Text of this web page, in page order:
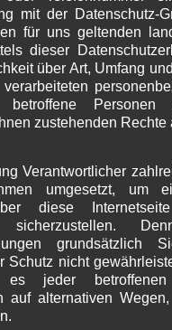
mit der Datenschutz-
für uns geltenden
dieser
über Art, Umfang
betroffene Personen
zustehenden Rechte
Verantwortlicher
umgesetzt, um
diese Internetseite
sicherzustellen.
grundsätzlich
Schutz nicht
jeder
auf alternativen